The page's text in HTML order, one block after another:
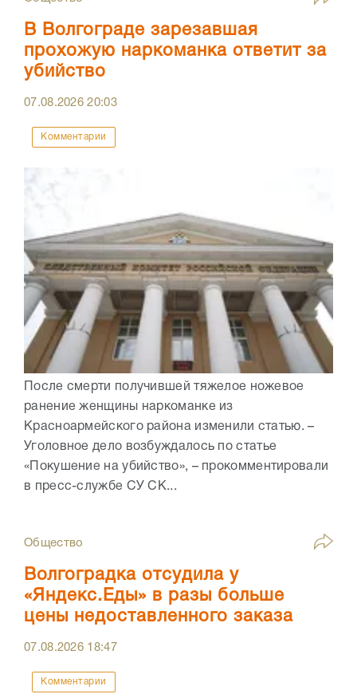
В Волгограде зарезавшая
прохожую наркоманка ответит за
убийство
07.08.202620:03
Комментарии
После смерти получившей тяжелое ножевое
ранение женщины наркоманке из
Красноармейского района изменили статью. –
Уголовное дело возбуждалось по статье
«Покушение на убийство», – прокомментировали
в пресс-службе СУ СК...
Общество
Волгоградка отсудила у
«Яндекс.Еды» в разы больше
цены недоставленного заказа
07.08.2026 18:47
Комментарии